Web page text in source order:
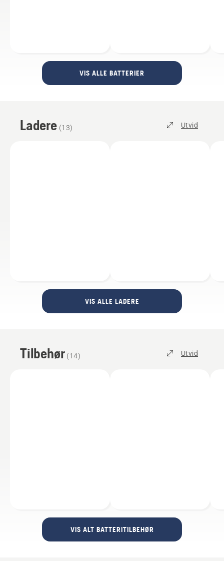
VIS ALLE BATTERIER
Ladere (13) Utvid
VIS ALLE LADERE
Tilbehør (14) Utvid
VIS ALT BATTERITILBEHØR